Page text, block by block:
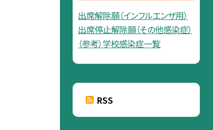
出席解除願（インフルエンザ用）
出席停止解除願（その他感染症）
（参考）学校感染症一覧
RSS